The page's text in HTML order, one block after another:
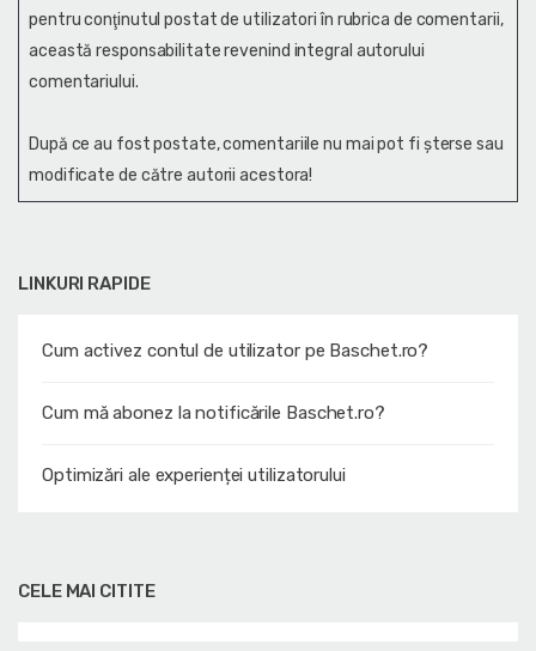
LINKURI RAPIDE
Cum activez contul de utilizator pe Baschet.ro?
Cum mă abonez la notificările Baschet.ro?
Optimizări ale experienței utilizatorului
pentru conţinutul postat de utilizatori în rubrica de comentarii,
această responsabilitate revenind integral autorului
comentariului.
După ce au fost postate, comentariile nu mai pot fi șterse sau
modificate de către autorii acestora!
CELE MAI CITITE